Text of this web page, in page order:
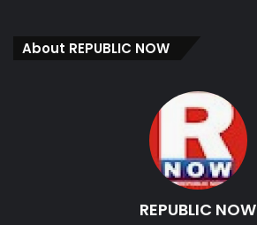
About REPUBLIC NOW
REPUBLIC NOW